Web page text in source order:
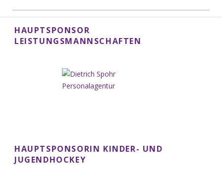
HAUPTSPONSOR
LEISTUNGSMANNSCHAFTEN
HAUPTSPONSORIN KINDER- UND
JUGENDHOCKEY